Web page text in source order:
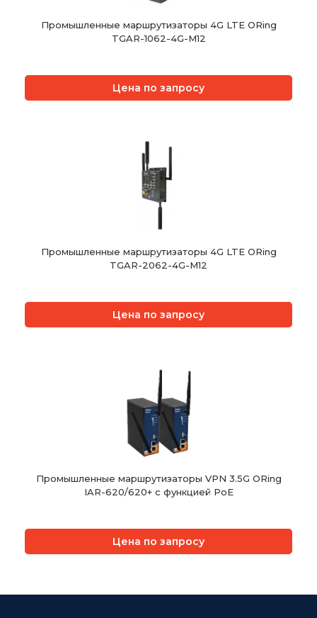
Промышленные маршрутизаторы 4G LTE ORing
TGAR-1062-4G-M12
Цена по запросу
Промышленные маршрутизаторы 4G LTE ORing
TGAR-2062-4G-M12
Цена по запросу
Промышленные маршрутизаторы VPN 3.5G ORing
IAR-620/620+ с функцией PoE
Цена по запросу